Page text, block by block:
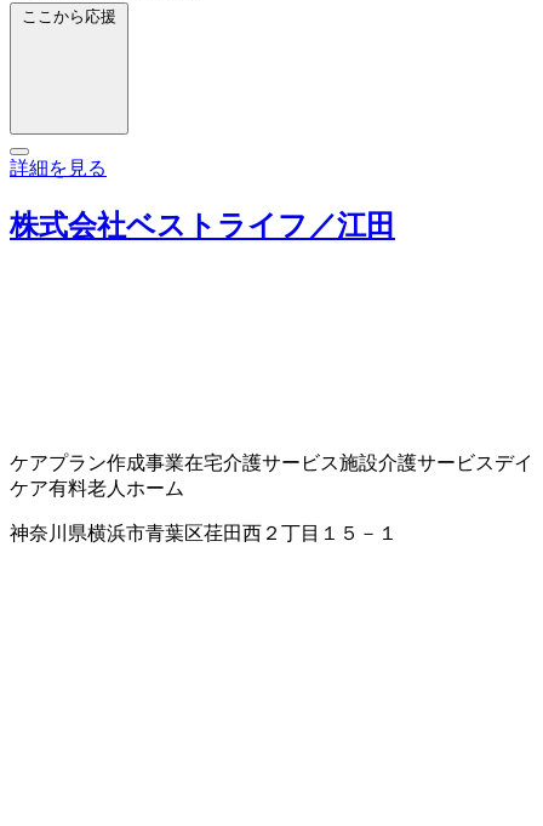
ここから応援
詳細を見る
株式会社ベストライフ／江田
ケアプラン作成事業在宅介護サービス施設介護サービスデイ
ケア有料老人ホーム
神奈川県横浜市青葉区荏田西２丁目１５－１